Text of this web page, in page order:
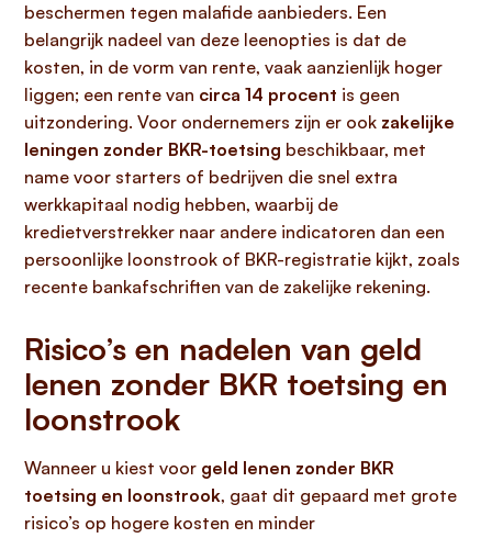
beschermen tegen malafide aanbieders. Een
belangrijk nadeel van deze leenopties is dat de
kosten, in de vorm van rente, vaak aanzienlijk hoger
liggen; een rente van circa 14 procent is geen
uitzondering. Voor ondernemers zijn er ook zakelijke
leningen zonder BKR-toetsing beschikbaar, met
name voor starters of bedrijven die snel extra
werkkapitaal nodig hebben, waarbij de
kredietverstrekker naar andere indicatoren dan een
persoonlijke loonstrook of BKR-registratie kijkt, zoals
recente bankafschriften van de zakelijke rekening.
Risico’s en nadelen van geld
lenen zonder BKR toetsing en
loonstrook
Wanneer u kiest voor geld lenen zonder BKR
toetsing en loonstrook, gaat dit gepaard met grote
risico’s op hogere kosten en minder